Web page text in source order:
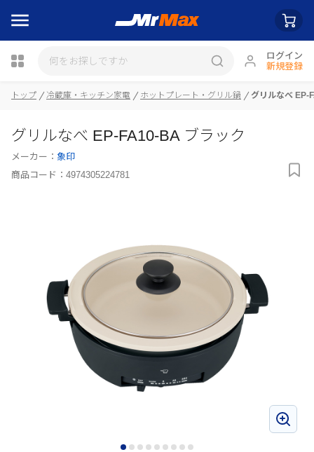
ログイン
新規登録
トップ 冷蔵庫・キッチン家電 ホットプレート・グリル鍋 グリルなべ EP-
グリルなべ EP-FA10-BA ブラック
メーカー： 象印
商品コード： 4974305224781